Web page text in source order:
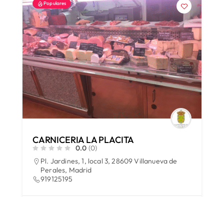
Populares
CARNICERIA LA PLACITA
0.0 (0)
Pl. Jardines, 1, local 3, 28609 Villanueva de
Perales, Madrid
919125195